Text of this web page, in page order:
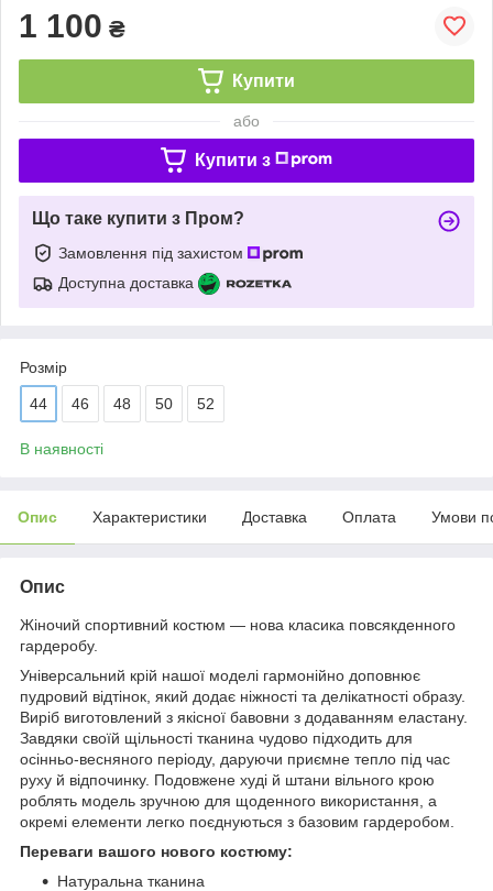
1 100 ₴
Купити
або
Купити з
Що таке купити з Пром?
Замовлення під захистом
Доступна доставка
Розмір
44 46 48 50 52
В наявності
Опис Характеристики Доставка Оплата Умови
Опис
Жіночий спортивний костюм — нова класика повсякденного
гардеробу.
Універсальний крій нашої моделі гармонійно доповнює
пудровий відтінок, який додає ніжності та делікатності образу.
Виріб виготовлений з якісної бавовни з додаванням еластану.
Завдяки своїй щільності тканина чудово підходить для
осінньо-весняного періоду, даруючи приємне тепло під час
руху й відпочинку. Подовжене худі й штани вільного крою
роблять модель зручною для щоденного використання, а
окремі елементи легко поєднуються з базовим гардеробом.
Переваги вашого нового костюму:
Натуральна тканина